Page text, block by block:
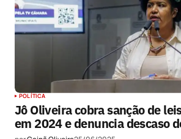
POLÍTICA
Jô Oliveira cobra sanção de
em 2024 e denuncia descaso